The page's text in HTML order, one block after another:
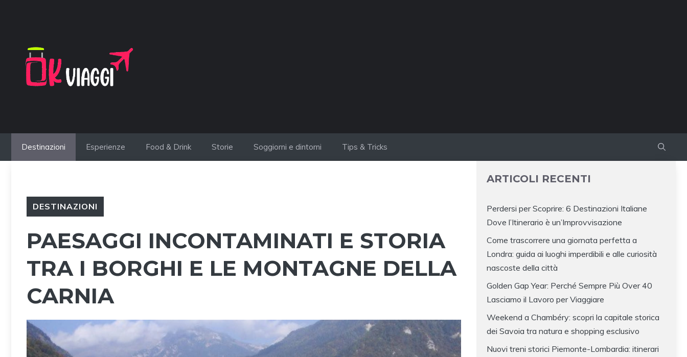
Destinazioni Esperienze Food & Drink Storie Soggiorni e dintorni Tips & Tricks
DESTINAZIONI
PAESAGGI INCONTAMINATI E STORIA
TRA I BORGHI E LE MONTAGNE DELLA
CARNIA
ARTICOLI RECENTI
Perdersi per Scoprire: 6 Destinazioni Italiane
Dove l’Itinerario è un’Improvvisazione
Come trascorrere una giornata perfetta a
Londra: guida ai luoghi imperdibili e alle curiosità
nascoste della città
Golden Gap Year: Perché Sempre Più Over 40
Lasciamo il Lavoro per Viaggiare
Weekend a Chambéry: scopri la capitale storica
dei Savoia tra natura e shopping esclusivo
Nuovi treni storici Piemonte-Lombardia: itinerari